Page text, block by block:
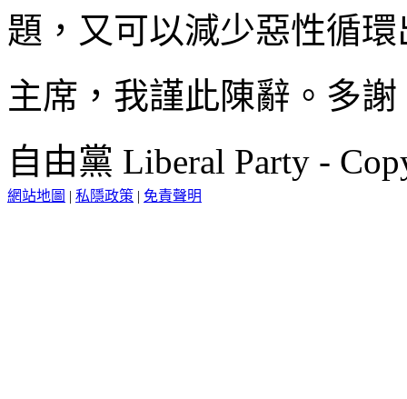
題，又可以減少惡性循
主席，我謹此陳辭。多謝
自由黨 Liberal Party -
網站地圖 | 私隱政策 | 免責聲明